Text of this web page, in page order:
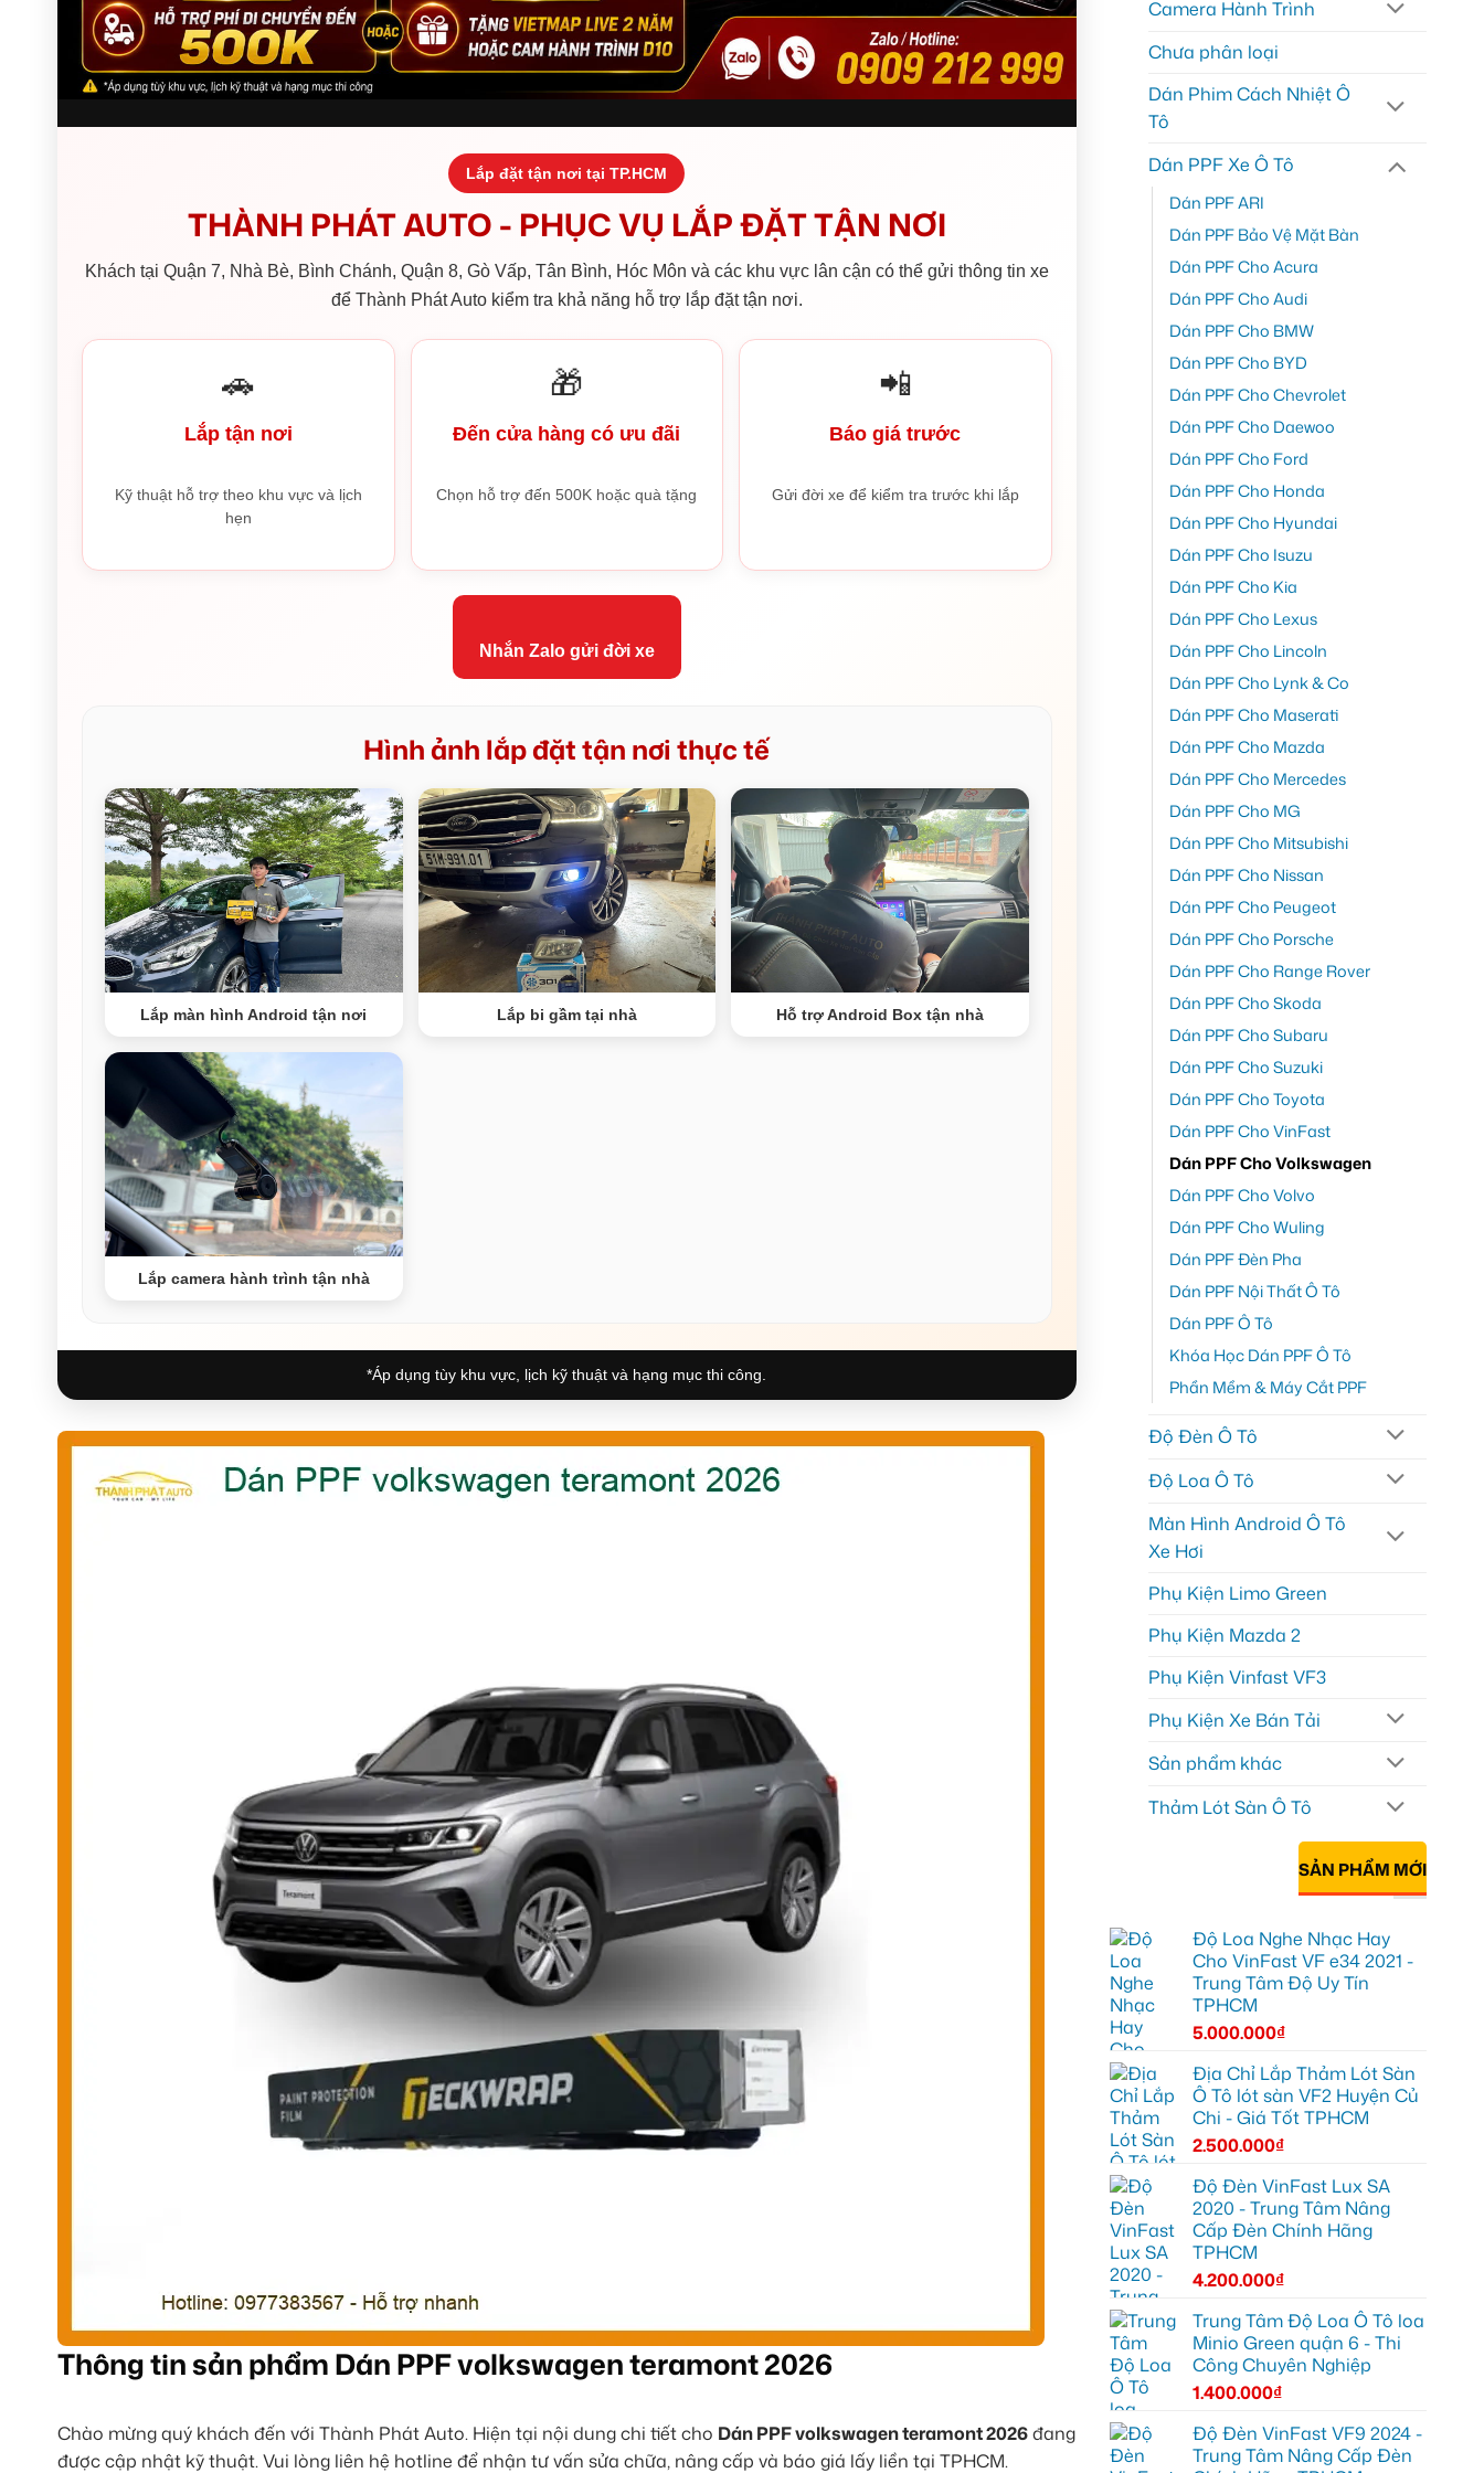
Lắp đặt tận nơi tại TP.HCM
THÀNH PHÁT AUTO - PHỤC VỤ LẮP ĐẶT TẬN NƠI
Khách tại Quận 7, Nhà Bè, Bình Chánh, Quận 8, Gò Vấp, Tân Bình, Hóc Môn và các khu vực lân cận có thể gửi thông tin xe
để Thành Phát Auto kiểm tra khả năng hỗ trợ lắp đặt tận nơi.
🚗
Lắp tận nơi
Kỹ thuật hỗ trợ theo khu vực và lịch
hẹn
🎁
Đến cửa hàng có ưu đãi
Chọn hỗ trợ đến 500K hoặc quà tặng
📲
Báo giá trước
Gửi đời xe để kiểm tra trước khi lắp
Nhắn Zalo gửi đời xe
Hình ảnh lắp đặt tận nơi thực tế
Lắp màn hình Android tận nơi Lắp bi gầm tại nhà Hỗ trợ Android Box tận nhà
Lắp camera hành trình tận nhà
*Áp dụng tùy khu vực, lịch kỹ thuật và hạng mục thi công.
Thông tin sản phẩm Dán PPF volkswagen teramont 2026
Chào mừng quý khách đến với Thành Phát Auto. Hiện tại nội dung chi tiết cho Dán PPF volkswagen teramont 2026đang
được cập nhật kỹ thuật. Vui lòng liên hệ hotline để nhận tư vấn sửa chữa, nâng cấp và báo giá lấy liền tại TPHCM.
Camera Hành Trình
Chưa phân loại
Dán Phim Cách Nhiệt Ô
Tô
Dán PPF Xe Ô Tô
Dán PPF ARI
Dán PPF Bảo Vệ Mặt Bàn
Dán PPF Cho Acura
Dán PPF Cho Audi
Dán PPF Cho BMW
Dán PPF Cho BYD
Dán PPF Cho Chevrolet
Dán PPF Cho Daewoo
Dán PPF Cho Ford
Dán PPF Cho Honda
Dán PPF Cho Hyundai
Dán PPF Cho Isuzu
Dán PPF Cho Kia
Dán PPF Cho Lexus
Dán PPF Cho Lincoln
Dán PPF Cho Lynk & Co
Dán PPF Cho Maserati
Dán PPF Cho Mazda
Dán PPF Cho Mercedes
Dán PPF Cho MG
Dán PPF Cho Mitsubishi
Dán PPF Cho Nissan
Dán PPF Cho Peugeot
Dán PPF Cho Porsche
Dán PPF Cho Range Rover
Dán PPF Cho Skoda
Dán PPF Cho Subaru
Dán PPF Cho Suzuki
Dán PPF Cho Toyota
Dán PPF Cho VinFast
Dán PPF Cho Volkswagen
Dán PPF Cho Volvo
Dán PPF Cho Wuling
Dán PPF Đèn Pha
Dán PPF Nội Thất Ô Tô
Dán PPF Ô Tô
Khóa Học Dán PPF Ô Tô
Phần Mềm & Máy Cắt PPF
Độ Đèn Ô Tô
Độ Loa Ô Tô
Màn Hình Android Ô Tô
Xe Hơi
Phụ Kiện Limo Green
Phụ Kiện Mazda 2
Phụ Kiện Vinfast VF3
Phụ Kiện Xe Bán Tải
Sản phẩm khác
Thảm Lót Sàn Ô Tô
SẢN PHẨM MỚI
Độ Loa Nghe Nhạc Hay
Cho VinFast VF e34 2021 -
Trung Tâm Độ Uy Tín
TPHCM
5.000.000₫
Địa Chỉ Lắp Thảm Lót Sàn
Ô Tô lót sàn VF2 Huyện Củ
Chi - Giá Tốt TPHCM
2.500.000₫
Độ Đèn VinFast Lux SA
2020 - Trung Tâm Nâng
Cấp Đèn Chính Hãng
TPHCM
4.200.000₫
Trung Tâm Độ Loa Ô Tô loa
Minio Green quận 6 - Thi
Công Chuyên Nghiệp
1.400.000₫
Độ Đèn VinFast VF9 2024 -
Trung Tâm Nâng Cấp Đèn